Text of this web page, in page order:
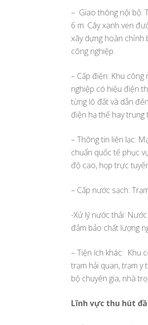
– Giao thông nội bộ:
6 m. Cây xanh ven
xây dựng hoàn chỉnh
công nghiệp.
– Cấp điện: Khu
nghiệp có hiệu điện
từng lô đất và dẫn
điện hạ thế hay trung
– Thông tin liên lạc:
chuẩn quốc tế phục
độ cao, họp trực
– Cấp nước sạch:
-Xử lý nước thải:
đảm bảo chất lượng
– Tiện ích khác: Khu
trạm hải quan, trạm
bộ chuyên gia, nhà
Lĩnh vực thu hút